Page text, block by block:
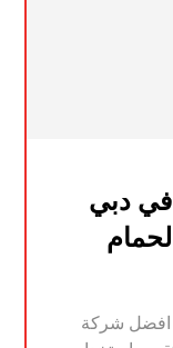
في دبي
افضل شركة